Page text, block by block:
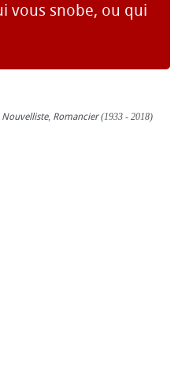
vous snobe, ou qui
Nouvelliste, Romancier(1933 - 2018)